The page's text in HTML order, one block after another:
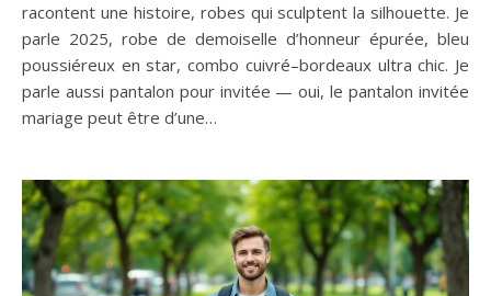
racontent une histoire, robes qui sculptent la silhouette. Je
parle 2025, robe de demoiselle d’honneur épurée, bleu
poussiéreux en star, combo cuivré–bordeaux ultra chic. Je
parle aussi pantalon pour invitée — oui, le pantalon invitée
mariage peut être d’une…